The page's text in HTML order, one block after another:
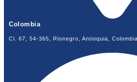
Colombia
Cl. 67, 54-365, Rionegro, Antioquia, Colombia